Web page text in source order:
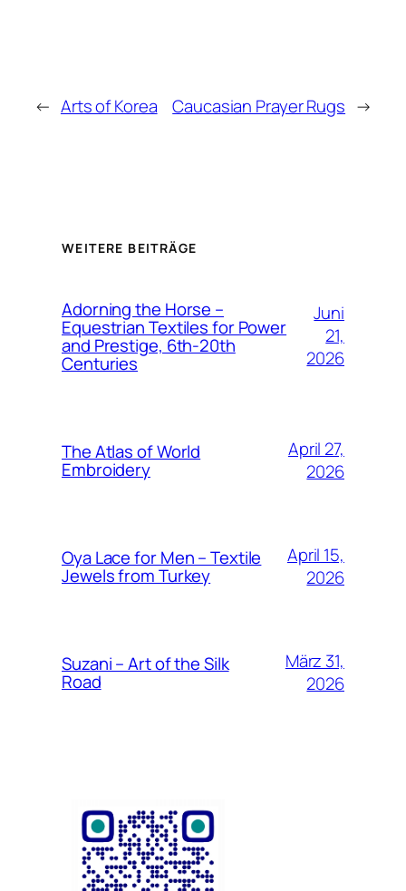
← Arts of Korea Caucasian Prayer Rugs →
WEITERE BEITRÄGE
Adorning the Horse –
Equestrian Textiles for Power
and Prestige, 6th-20th
Centuries
Juni
21,
2026
The Atlas of World
Embroidery
April 27,
2026
Oya Lace for Men – Textile
Jewels from Turkey
April 15,
2026
Suzani – Art of the Silk
Road
März 31,
2026